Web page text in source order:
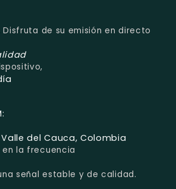
de su emisión en directo
del Cauca, Colombia
la frecuencia
señal estable y de calidad.